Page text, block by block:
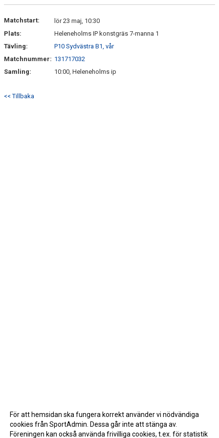
KONTAKT
Matchstart:
lör 23 maj, 10:30
Plats:
Heleneholms IP konstgräs 7-manna 1
Tävling:
P10 Sydvästra B1, vår
Matchnummer: 131717032
Samling:
10:00, Heleneholms ip
<< Tillbaka
För att hemsidan ska fungera korrekt använder vi nödvändiga
cookies från SportAdmin. Dessa går inte att stänga av.
Föreningen kan också använda frivilliga cookies, t.ex. för statistik